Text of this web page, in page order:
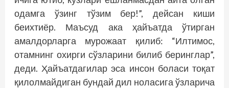
одамга ўзинг тўзим бер!”, дейсан киши
беихтиёр. Маъсуд ака ҳайъатда ўтирган
амалдорларга мурожаат қилиб: “Илтимос,
отамнинг охирги сўзларини билиб беринглар”,
деди. Ҳайъатдагилар эса инсон боласи тоқат
қилолмайдиган бундай дил ноласига ўзларича